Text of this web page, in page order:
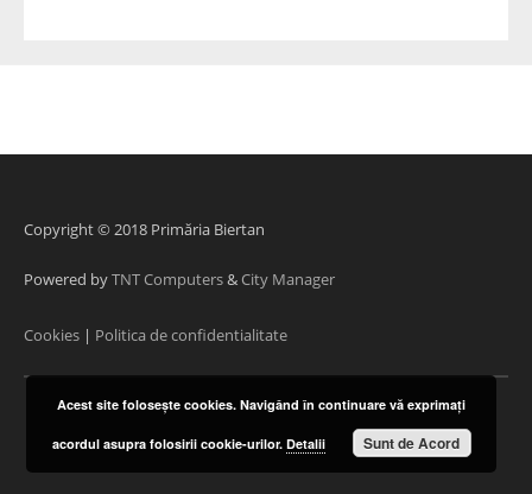
Copyright © 2018 Primăria Biertan
Powered byTNT Computers&City Manager
Cookies | Politica de confidentialitate
Acest site foloseşte cookies. Navigând în continuare vă exprimaţi
acordul asupra folosirii cookie-urilor. Detalii Sunt de Acord